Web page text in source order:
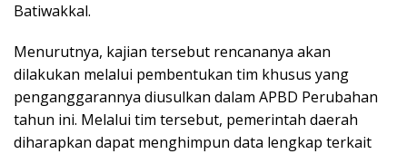
Batiwakkal.
Menurutnya, kajian tersebut rencananya akan
dilakukan melalui pembentukan tim khusus yang
penganggarannya diusulkan dalam APBD Perubahan
tahun ini. Melalui tim tersebut, pemerintah daerah
diharapkan dapat menghimpun data lengkap terkait